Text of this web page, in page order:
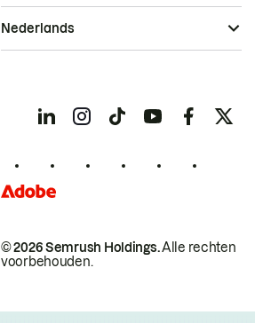
© 2026 Semrush Holdings.Alle rechten
voorbehouden.
Nederlands